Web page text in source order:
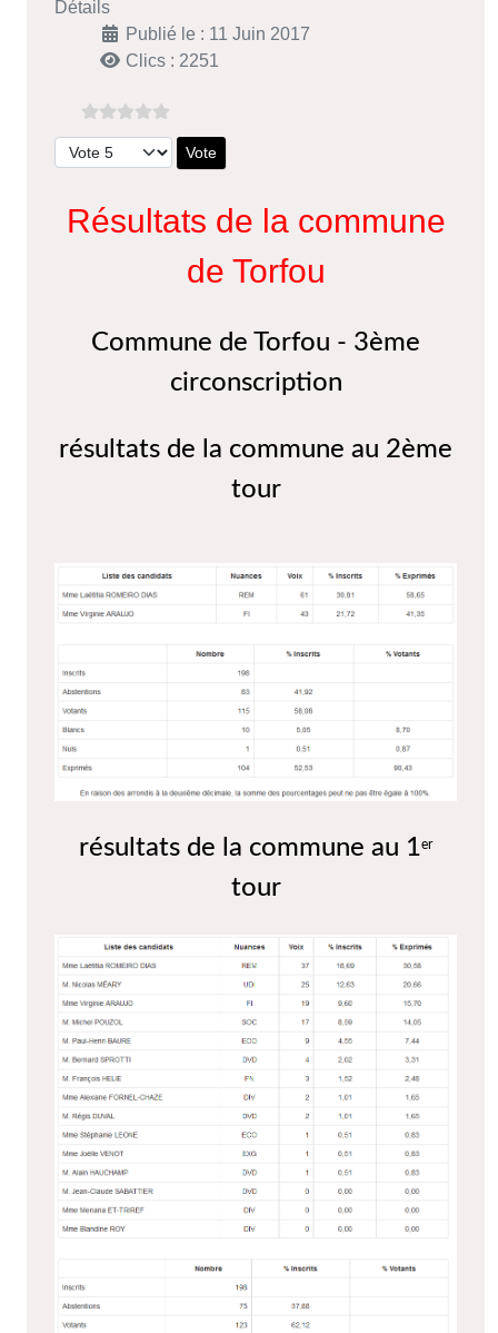
Détails
Publié le : 11 Juin 2017
Clics : 2251
Veuillez voter
Résultats de la commune
de Torfou
Commune de Torfou - 3ème
circonscription
résultats de la commune au 2ème
tour
résultats de la commune au 1er
tour